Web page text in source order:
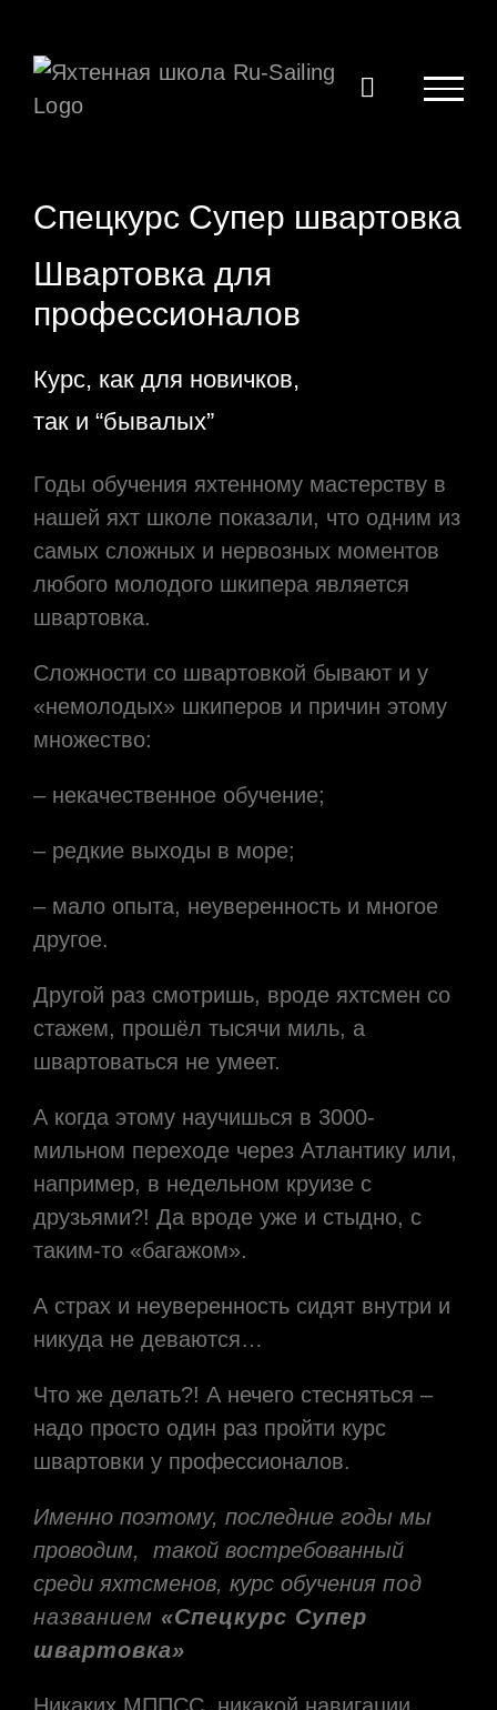
content
Спецкурс Супер швартовка
Швартовка для
профессионалов
Курс, как для новичков,
так и “бывалых”
Годы обучения яхтенному мастерству в
нашей яхт школе показали, что одним из
самых сложных и нервозных моментов
любого молодого шкипера является
швартовка.
Сложности со швартовкой бывают и у
«немолодых» шкиперов и причин этому
множество:
– некачественное обучение;
– редкие выходы в море;
– мало опыта, неуверенность и многое
другое.
Другой раз смотришь, вроде яхтсмен со
стажем, прошёл тысячи миль, а
швартоваться не умеет.
А когда этому научишься в 3000-
мильном переходе через Атлантику или,
например, в недельном круизе с
друзьями?! Да вроде уже и стыдно, с
таким-то «багажом».
А страх и неуверенность сидят внутри и
никуда не деваются…
Что же делать?! А нечего стесняться –
надо просто один раз пройти курс
швартовки у профессионалов.
Именно поэтому, последние годы мы
проводим, такой востребованный
среди яхтсменов, курс обучения под
названием «Спецкурс Супер
швартовка»